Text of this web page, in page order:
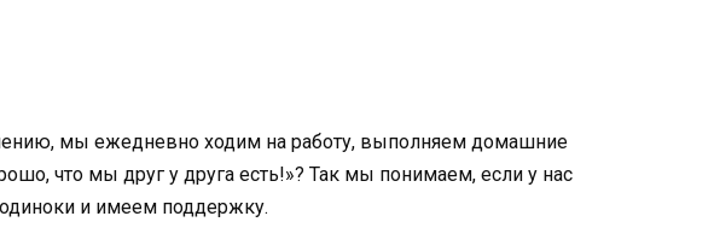
мы ежедневно ходим на работу, выполняем домашние
что мы друг у друга есть!»? Так мы понимаем, если у нас
и имеем поддержку.